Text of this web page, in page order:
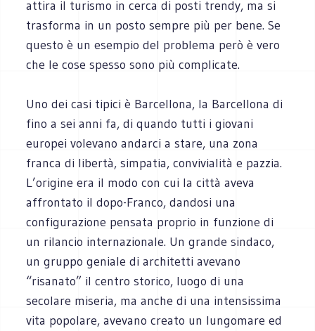
attira il turismo in cerca di posti trendy, ma si
trasforma in un posto sempre più per bene. Se
questo è un esempio del problema però è vero
che le cose spesso sono più complicate.
Uno dei casi tipici è Barcellona, la Barcellona di
fino a sei anni fa, di quando tutti i giovani
europei volevano andarci a stare, una zona
franca di libertà, simpatia, convivialità e pazzia.
L’origine era il modo con cui la città aveva
affrontato il dopo-Franco, dandosi una
configurazione pensata proprio in funzione di
un rilancio internazionale. Un grande sindaco,
un gruppo geniale di architetti avevano
“risanato” il centro storico, luogo di una
secolare miseria, ma anche di una intensissima
vita popolare, avevano creato un lungomare ed